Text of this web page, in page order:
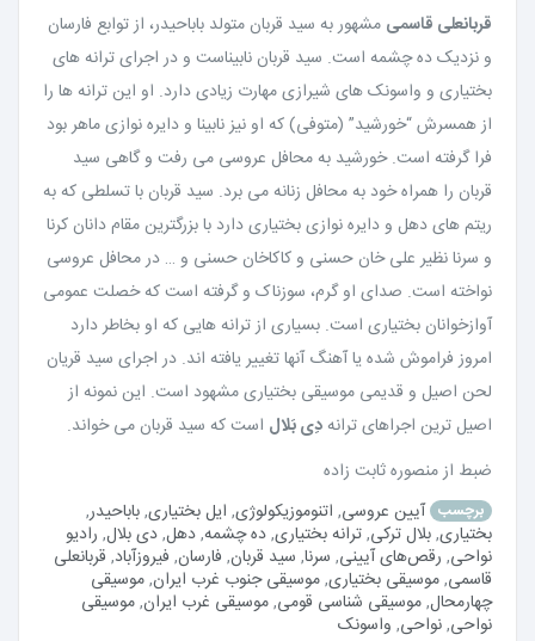
قربانعلی قاسمی مشهور به سید قربان متولد باباحیدر، از توابع فارسان
و نزدیک ده چشمه است. سید قربان نابیناست و در اجرای ترانه های
بختیاری و واسونک های شیرازی مهارت زیادی دارد. او این ترانه ها را
از همسرش “خورشید” (متوفی) که او نیز نابینا و دایره نوازی ماهر بود
فرا گرفته است. خورشید به محافل عروسی می رفت و گاهی سید
قربان را همراه خود به محافل زنانه می برد. سید قربان با تسلطی که به
ریتم های دهل و دایره نوازی بختیاری دارد با بزرگترین مقام دانان کرنا
و سرنا نظیر علی خان حسنی و کاکاخان حسنی و … در محافل عروسی
نواخته است. صدای او گرم، سوزناک و گرفته است که خصلت عمومی
آوازخوانان بختیاری است. بسیاری از ترانه هایی که او بخاطر دارد
امروز فراموش شده یا آهنگ آنها تغییر یافته اند. در اجرای سید قریان
لحن اصیل و قدیمی موسیقی بختیاری مشهود است. این نمونه از
اصیل ترین اجراهای ترانه دِی بَلال است که سید قربان می خواند.
ضبط از منصوره ثابت زاده
برچسب آیین عروسی, اتنوموزیکولوژی, ایل بختیاری,باباحیدر,
بختیاری,بلال ترکی,ترانه بختیاری,ده چشمه,دهل,دی بلال, رادیو
نواحی, رقص‌های آیینی, سرنا, سید قربان, فارسان, فیروزآباد, قربانعلی
قاسمی,موسیقی بختیاری,موسیقی جنوب غرب ایران,موسیقی
چهارمحال,موسیقی شناسی قومی,موسیقی غرب ایران,موسیقی
نواحی,نواحی, واسونک